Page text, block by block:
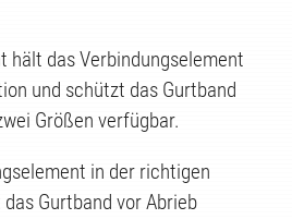
hält das Verbindungselement
und schützt das Gurtband
Größen verfügbar.
in der richtigen
Gurtband vor Abrieb